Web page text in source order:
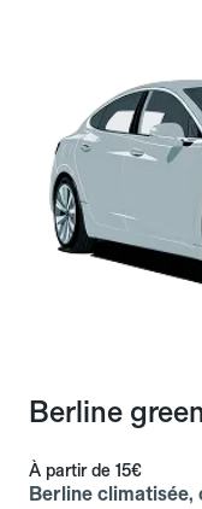
Berline
À partir de 15€
Berline